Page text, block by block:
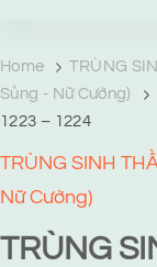
Home
TRÙNG
Sủng - Nữ Cường)
1223 – 1224
TRÙNG SINH
Nữ Cường)
TRÙNG